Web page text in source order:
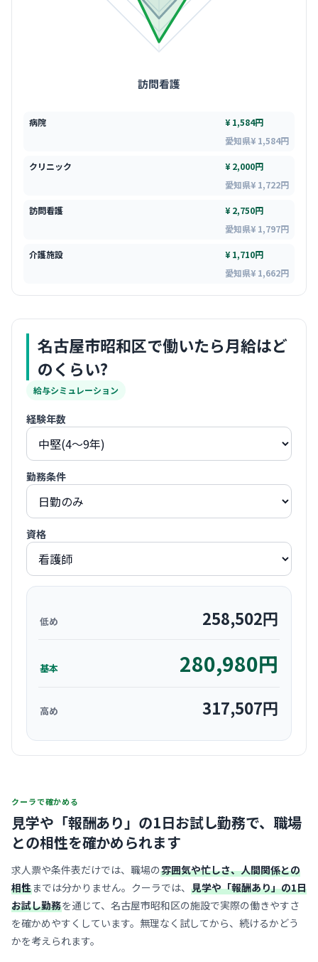
訪問看護
病院
¥ 1,584円
愛知県¥ 1,584円
クリニック
¥ 2,000円
愛知県¥ 1,722円
訪問看護
¥ 2,750円
愛知県¥ 1,797円
介護施設
¥ 1,710円
愛知県¥ 1,662円
名古屋市昭和区で働いたら月給はど
のくらい?
給与シミュレーション
経験年数
勤務条件
資格
低め 258,502円
基本 280,980円
高め 317,507円
クーラで確かめる
見学や「報酬あり」の1日お試し勤務で、 職場
との相性を確かめられます
求人票や条件表だけでは、職場の雰囲気や忙しさ、人間関係との
相性までは分かりません。クーラでは、 見学や「報酬あり」の1日
お試し勤務を通じて、名古屋市昭和区の施設で実際の働きやすさ
を確かめやすくしています。無理なく試してから、続けるかどう
かを考えられます。